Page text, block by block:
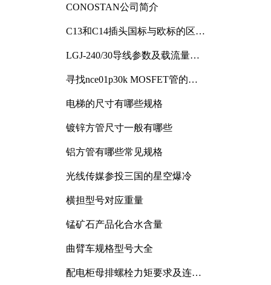
CONOSTAN公司简介
C13和C14插头国标与欧标的区别
LGJ-240/30导线参数及载流量解
寻找nce01p30k MOSFET管的合
电梯的尺寸有哪些规格
镀锌方管尺寸一般有哪些
铝方管有哪些常见规格
光线传媒参投三国的星空爆冷
横担型号对应重量
锰矿石产品化合水含量
曲臂车规格型号大全
配电柜母排螺栓力矩要求及连接